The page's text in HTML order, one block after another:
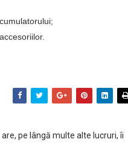
pe lângă multe alte lucruri, îi